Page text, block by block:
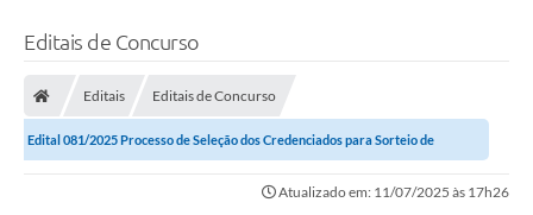
A Cidade
Editais de Concurso
Editais Editais de Concurso
Edital 081/2025 Processo de Seleção dos Credenciados para Sorteio de
Atualizado em: 11/07/2025 às 17h26